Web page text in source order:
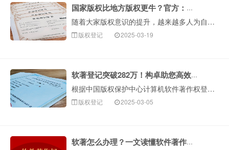
国家版权比地方版权更牛？官方：法律效力一样！
随着大家版权意识的提升，越来越多人为自己的作品登记版权。在进行登记申请时，有些朋友发现，版权登记机关有国家版权局，还有各省市的地方版权局，不同登记机关···
版权登记 2025-03-19
软著登记突破282万！构卓助您高效完成软著申请！
根据中国版权保护中心计算机软件著作权登记信息统计，2024年全国计算机软件著作权登记量突破282万件，同比增长13.31%，整体呈现快速增长趋势。从登···
版权登记 2025-03-05
软著怎么办理？一文读懂软件著作权全流程